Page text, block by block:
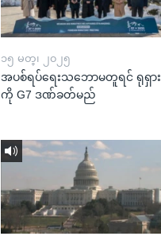
၁၅ မတ္၊ ၂၀၂၅
အပစ်ရပ်ရေးသဘောမတူရင် ရုရှား
ကို G7 ဒဏ်ခတ်မည်